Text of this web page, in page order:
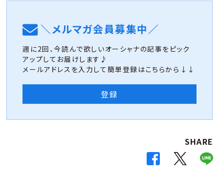
＼メルマガ会員募集中／
週に2回、今読んで欲しいオーシャナの記事をピック
アップしてお届けします♪
メールアドレスを入力して簡単登録はこちらから↓↓
登録
SHARE